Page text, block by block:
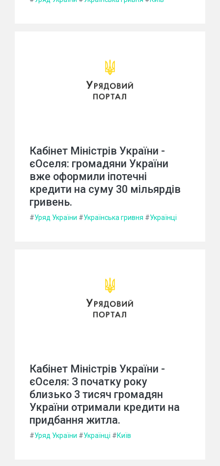
Кабінет Міністрів України -
єОселя: громадяни України
вже оформили іпотечні
кредити на суму 30 мільярдів
гривень.
#Уряд України #Українська гривня #Українці
Кабінет Міністрів України -
єОселя: З початку року
близько 3 тисяч громадян
України отримали кредити на
придбання житла.
#Уряд України #Українці #Київ